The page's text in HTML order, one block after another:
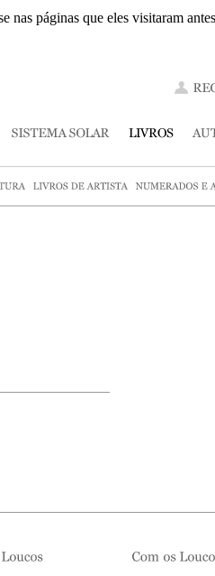
páginas que eles visitaram